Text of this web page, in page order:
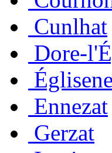
Cunlhat
Dore-
Ennezat
Gerzat